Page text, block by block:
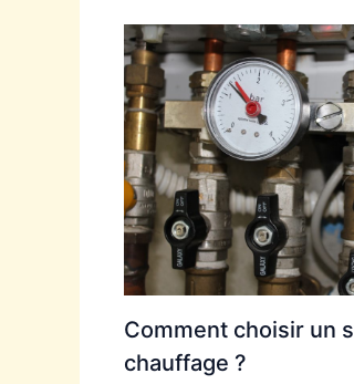
Comment choisir un
chauffage ?